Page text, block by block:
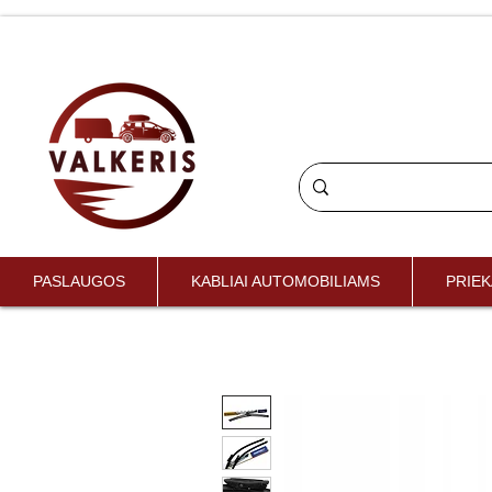
PASLAUGOS KABLIAI AUTOMOBILIAMS